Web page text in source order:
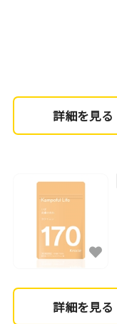
詳細を見る
詳細を見る